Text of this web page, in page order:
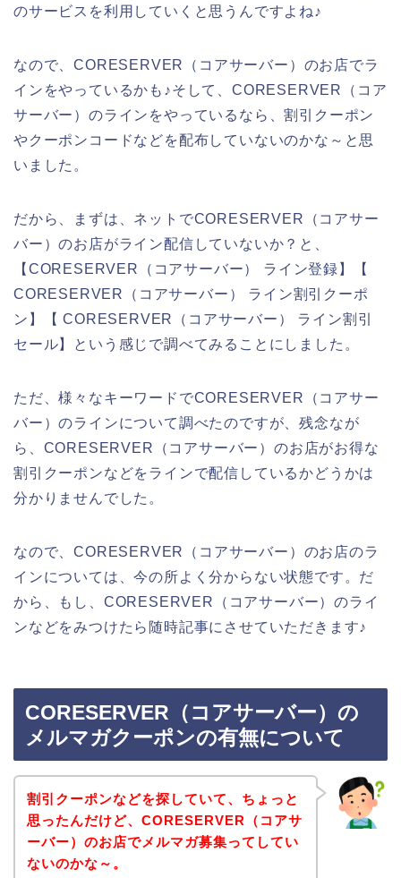
のサービスを利用していくと思うんですよね♪
なので、CORESERVER（コアサーバー）のお店でラ
インをやっているかも♪そして、CORESERVER（コア
サーバー）のラインをやっているなら、割引クーポン
やクーポンコードなどを配布していないのかな～と思
いました。
だから、まずは、ネットでCORESERVER（コアサー
バー）のお店がライン配信していないか？と、
【CORESERVER（コアサーバー） ライン登録】【
CORESERVER（コアサーバー） ライン割引クーポ
ン】【 CORESERVER（コアサーバー） ライン割引
セール】という感じで調べてみることにしました。
ただ、様々なキーワードでCORESERVER（コアサー
バー）のラインについて調べたのですが、残念なが
ら、CORESERVER（コアサーバー）のお店がお得な
割引クーポンなどをラインで配信しているかどうかは
分かりませんでした。
なので、CORESERVER（コアサーバー）のお店のラ
インについては、今の所よく分からない状態です。だ
から、もし、CORESERVER（コアサーバー）のライ
ンなどをみつけたら随時記事にさせていただきます♪
CORESERVER（コアサーバー）の
メルマガクーポンの有無について
割引クーポンなどを探していて、ちょっと
思ったんだけど、CORESERVER（コアサ
ーバー）のお店でメルマガ募集ってしてい
ないのかな～。